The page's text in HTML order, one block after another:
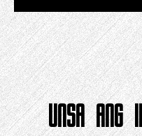
UNSA ANG